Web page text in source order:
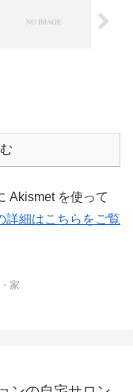
Akismet を使って
詳細はこちらをご覧
家